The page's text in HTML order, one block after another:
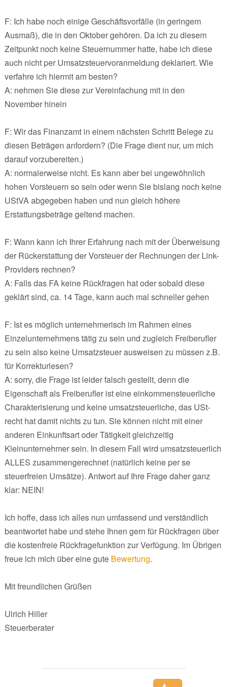
F: Ich habe noch einige Geschäftsvorfälle (in geringem
Ausmaß), die in den Oktober gehören. Da ich zu diesem
Zeitpunkt noch keine Steuernummer hatte, habe ich diese
auch nicht per Umsatzsteuervoranmeldung deklariert. Wie
verfahre ich hiermit am besten?
A: nehmen Sie diese zur Vereinfachung mit in den
November hinein
F: Wir das Finanzamt in einem nächsten Schritt Belege zu
diesen Beträgen anfordern? (Die Frage dient nur, um mich
darauf vorzubereiten.)
A: normalerweise nicht. Es kann aber bei ungewöhnlich
hohen Vorsteuern so sein oder wenn Sie bislang noch keine
UStVA abgegeben haben und nun gleich höhere
Erstattungsbeträge geltend machen.
F: Wann kann ich Ihrer Erfahrung nach mit der Überweisung
der Rückerstattung der Vorsteuer der Rechnungen der Link-
Providers rechnen?
A: Falls das FA keine Rückfragen hat oder sobald diese
geklärt sind, ca. 14 Tage, kann auch mal schneller gehen
F: Ist es möglich unternehmerisch im Rahmen eines
Einzelunternehmens tätig zu sein und zugleich Freiberufler
zu sein also keine Umsatzsteuer ausweisen zu müssen z.B.
für Korrekturlesen?
A: sorry, die Frage ist leider falsch gestellt, denn die
Eigenschaft als Freiberufler ist eine einkommensteuerliche
Charakterisierung und keine umsatzsteuerliche, das USt-
recht hat damit nichts zu tun. Sie können nicht mit einer
anderen Einkunftsart oder Tätigkeit gleichzeitig
Kleinunternehmer sein. In diesem Fall wird umsatzsteuerlich
ALLES zusammengerechnet (natürlich keine per se
steuerfreien Umsätze). Antwort auf Ihre Frage daher ganz
klar: NEIN!
Ich hoffe, dass ich alles nun umfassend und verständlich
beantwortet habe und stehe Ihnen gern für Rückfragen über
die kostenfreie Rückfragefunktion zur Verfügung. Im Übrigen
freue ich mich über eine gute Bewertung.
Mit freundlichen Grüßen
Ulrich Hiller
Steuerberater